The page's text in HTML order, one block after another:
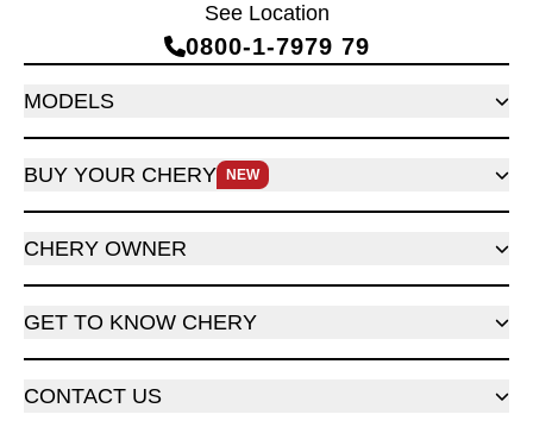
See Location
0800‑1‑7979 79
MODELS
BUY YOUR CHERY NEW
CHERY OWNER
GET TO KNOW CHERY
CONTACT US